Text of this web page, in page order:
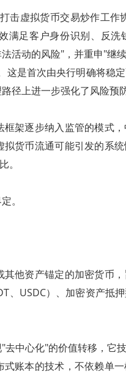
击虚拟货币交易炒作工作
满足客户身份识别、反
活动的风险"，并重申"继
这是首次由央行明确将稳
径上进一步强化了风险预防
架逐步纳入监管的模式
货币流通可能引发的系
。
。
他资产锚定的加密货币
、USDC）、加密资产抵
中心化"的价值转移，它
账本的技术，不依赖单